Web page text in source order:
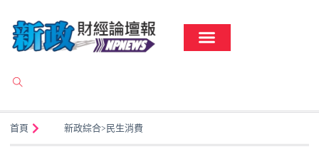
首頁 新政綜合>民生消費